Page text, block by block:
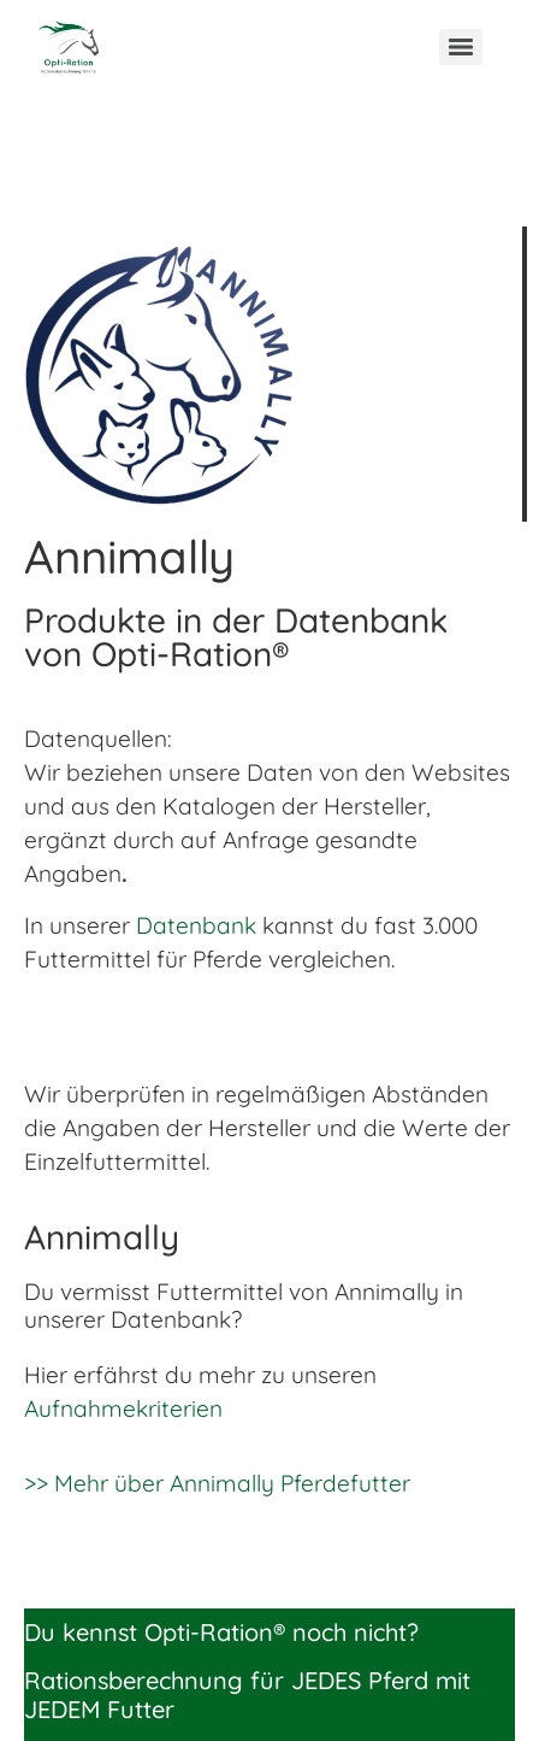
Annimally
Produkte in der Datenbank
von Opti-Ration®
Datenquellen:
Wir beziehen unsere Daten von den Websites
und aus den Katalogen der Hersteller,
ergänzt durch auf Anfrage gesandte
Angaben.
In unserer Datenbank kannst du fast 3.000
Futtermittel für Pferde vergleichen.
Wir überprüfen in regelmäßigen Abständen
die Angaben der Hersteller und die Werte der
Einzelfuttermittel.
Annimally
Du vermisst Futtermittel von Annimally in
unserer Datenbank?
Hier erfährst du mehr zu unseren
Aufnahmekriterien
>> Mehr über Annimally Pferdefutter
Du kennst Opti-Ration® noch nicht?
Rationsberechnung für JEDES Pferd mit
JEDEM Futter